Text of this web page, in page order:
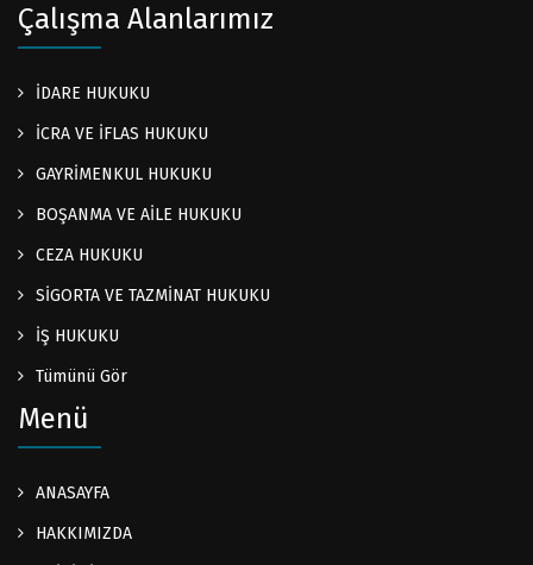
Çalışma Alanlarımız
İDARE HUKUKU
İCRA VE İFLAS HUKUKU
GAYRİMENKUL HUKUKU
BOŞANMA VE AİLE HUKUKU
CEZA HUKUKU
SİGORTA VE TAZMİNAT HUKUKU
İŞ HUKUKU
Tümünü Gör
Menü
ANASAYFA
HAKKIMIZDA